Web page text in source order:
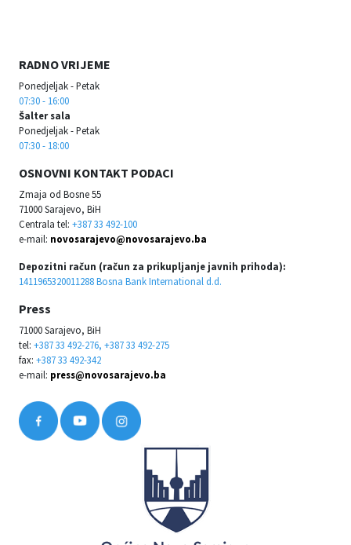
RADNO VRIJEME
Ponedjeljak - Petak
07:30 - 16:00
Šalter sala
Ponedjeljak - Petak
07:30 - 18:00
OSNOVNI KONTAKT PODACI
Zmaja od Bosne 55
71000 Sarajevo, BiH
Centrala tel: +387 33 492-100
e-mail: novosarajevo@novosarajevo.ba
Depozitni račun (račun za prikupljanje javnih prihoda):
1411965320011288 Bosna Bank International d.d.
Press
71000 Sarajevo, BiH
tel: +387 33 492-276, +387 33 492-275
fax: +387 33 492-342
e-mail: press@novosarajevo.ba